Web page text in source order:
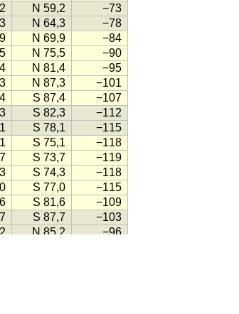
N 59,2
−73
N 64,3
−78
N 69,9
−84
N 75,5
−90
N 81,4
−95
N 87,3
−101
S 87,4
−107
S 82,3
−112
S 78,1
−115
S 75,1
−118
S 73,7
−119
S 74,3
−118
S 77,0
−115
S 81,6
−109
S 87,7
−103
N 85,2
−96